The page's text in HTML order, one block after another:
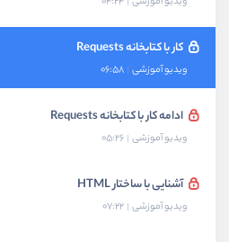
کار با کتابخانه Requests
ویدیو آموزشی 06:58
ادامه کار با کتابخانه Requests
ویدیو آموزشی 05:26
آشنایی با ساختار HTML
ویدیو آموزشی 07:22